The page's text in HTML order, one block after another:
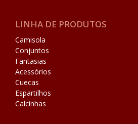
LINHA DE PRODUTOS
Camisola
Conjuntos
Fantasias
Acessórios
Cuecas
Espartilhos
Calcinhas